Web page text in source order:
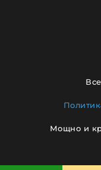
Мощно и